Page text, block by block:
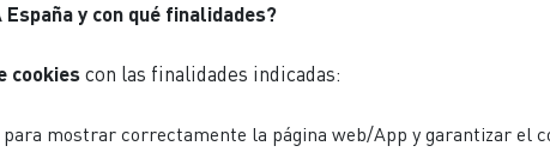
y con qué finalidades?
cookiescon las finalidades indicadas:
mostrar correctamente la página web/App y garantizar el